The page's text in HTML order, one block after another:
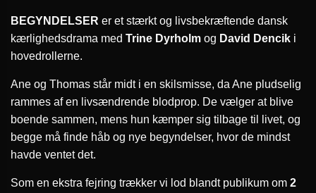
BEGYNDELSER er et stærkt og livsbekræftende dansk
kærlighedsdrama med Trine Dyrholm og David Dencik i
hovedrollerne.
Ane og Thomas står midt i en skilsmisse, da Ane pludselig
rammes af en livsændrende blodprop. De vælger at blive
boende sammen, mens hun kæmper sig tilbage til livet, og
begge må finde håb og nye begyndelser, hvor de mindst
havde ventet det.
Som en ekstra fejring trækker vi lod blandt publikum om 2